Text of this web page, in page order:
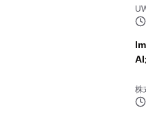
AI
株